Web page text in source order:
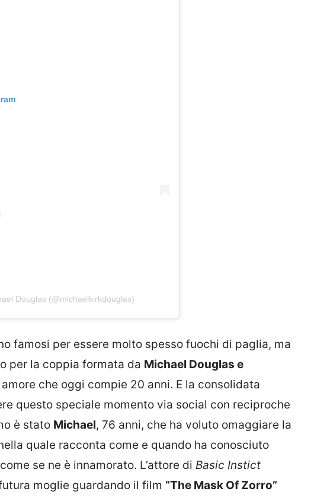
Douglas (@michaelkirkdouglas)
famosi per essere molto spesso fuochi di paglia, ma
per la coppia formata da Michael Douglas e
amore che oggi compie 20 anni. E la consolidata
questo speciale momento via social con reciproche
è stato Michael, 76 anni, che ha voluto omaggiare la
quale racconta come e quando ha conosciuto
se ne è innamorato. L’attore di Basic Instict
moglie guardando il film “The Mask Of Zorro”